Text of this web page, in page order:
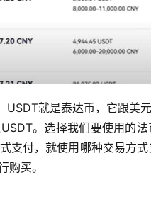
就是泰达币，它跟美
。选择我们要使用的
支付，就使用哪种交易方
购买。